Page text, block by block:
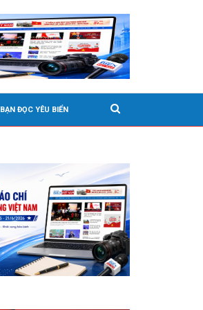
BẠN ĐỌC YÊU BIỂN